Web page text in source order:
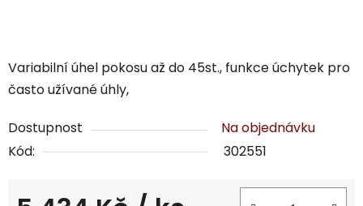
Variabilní úhel pokosu až do 45st., funkce úchytek pro
často užívané úhly,
Dostupnost
Na objednávku
Kód:
302551